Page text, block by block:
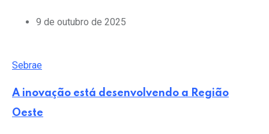
9 de outubro de 2025
Sebrae
A inovação está desenvolvendo a Região
Oeste